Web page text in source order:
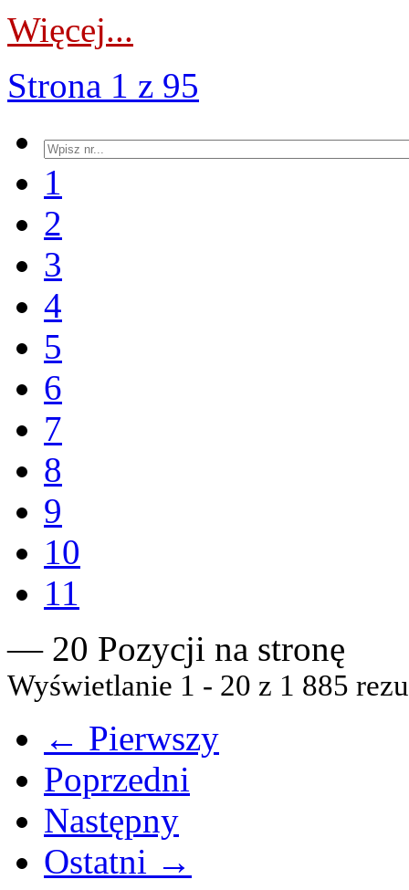
Więcej...
Strona 1 z 95
1
2
3
4
5
6
7
8
9
10
11
— 20 Pozycji na stronę
Wyświetlanie 1 - 20 z 1 885
← Pierwszy
Poprzedni
Następny
Ostatni →